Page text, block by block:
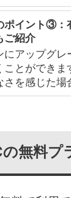
ポイント③：
ご紹介
にアップグレ
ことができま
さを感じた場
無料プ